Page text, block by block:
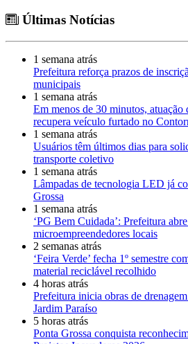
Últimas Notícias
1 semana atrás
Prefeitura reforça prazos de
municipais
1 semana atrás
Em menos de 30 minutos,
recupera veículo furtado no
1 semana atrás
Usuários têm últimos dias para
transporte coletivo
1 semana atrás
Lâmpadas de tecnologia LED já
Grossa
1 semana atrás
‘PG Bem Cuidada’: Prefeitura
microempreendedores locais
2 semanas atrás
‘Feira Verde’ fecha 1º semestre
material reciclável recolhido
4 horas atrás
Prefeitura inicia obras de
Jardim Paraíso
5 horas atrás
Ponta Grossa conquista